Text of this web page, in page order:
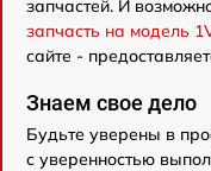
запчастей. И
запчасть на модель
сайте -
Знаем свое дело
Будьте уверены в
с уверенностью